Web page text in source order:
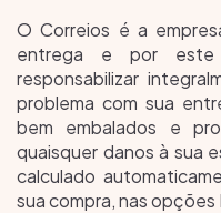
O Correios é a
entrega e por este
responsabilizar
problema com sua
bem embalados e
quaisquer danos à sua
calculado
sua compra, nas opções